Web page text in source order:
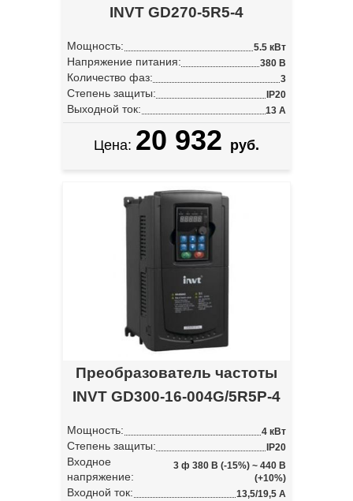
INVT GD270-5R5-4
Мощность: 5.5 кВт
Напряжение питания: 380 В
Количество фаз: 3
Степень защиты: IP20
Выходной ток: 13 А
Цена: 20 932 руб.
Преобразователь частоты
INVT GD300-16-004G/5R5P-4
Мощность: 4 кВт
Степень защиты: IP20
Входное
напряжение:
3 ф 380 В (-15%) ~ 440 В
(+10%)
Входной ток: 13,5/19,5 А